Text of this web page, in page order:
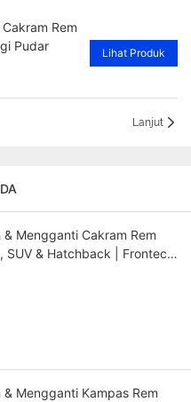
Rem
Pudar
Lihat Produk
Lanjut
& Mengganti Cakram Rem
SUV & Hatchback | Frontech
& Mengganti Kampas Rem